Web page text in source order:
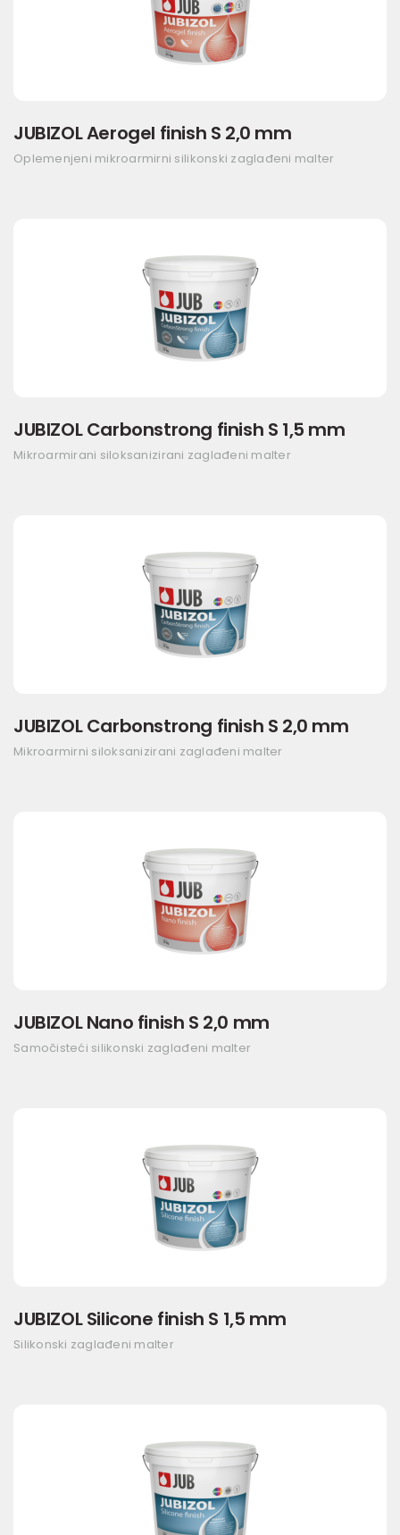
JUBIZOL Aerogel finish S 2,0 mm
Oplemenjeni mikroarmirni silikonski zaglađeni malter
JUBIZOL Carbonstrong finish S 1,5 mm
Mikroarmirani siloksanizirani zaglađeni malter
JUBIZOL Carbonstrong finish S 2,0 mm
Mikroarmirni siloksanizirani zaglađeni malter
JUBIZOL Nano finish S 2,0 mm
Samočisteći silikonski zaglađeni malter
JUBIZOL Silicone finish S 1,5 mm
Silikonski zaglađeni malter